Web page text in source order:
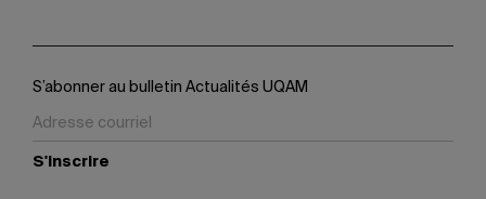
S’abonner au bulletin Actualités UQAM
S'inscrire